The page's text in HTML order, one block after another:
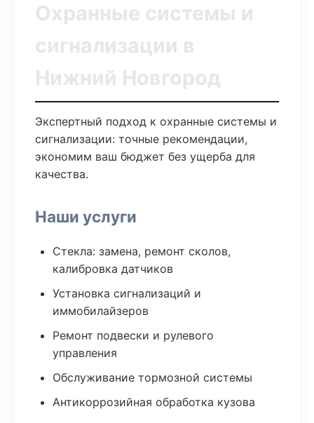
Охранные системы и
сигнализации в
Нижний Новгород
Экспертный подход к охранные системы и
сигнализации: точные рекомендации,
экономим ваш бюджет без ущерба для
качества.
Наши услуги
Стекла: замена, ремонт сколов,
калибровка датчиков
Установка сигнализаций и
иммобилайзеров
Ремонт подвески и рулевого
управления
Обслуживание тормозной системы
Антикоррозийная обработка кузова